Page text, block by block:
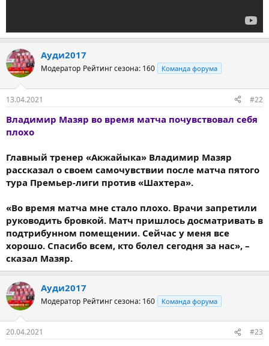
Ауди2017
Модератор Рейтинг сезона: 160 Команда форума
13.04.2021 #22
Владимир Мазяр во время матча почувствовал себя
плохо
Главный тренер «Акжайыка» Владимир Мазяр
рассказал о своем самочувствии после матча пятого
тура Премьер-лиги против «Шахтера».
«Во время матча мне стало плохо. Врачи запретили
руководить бровкой. Матч пришлось досматривать в
подтрибунном помещении. Сейчас у меня все
хорошо. Спасибо всем, кто болел сегодня за нас», –
сказал Мазяр.
Ауди2017
Модератор Рейтинг сезона: 160 Команда форума
20.04.2021 #23